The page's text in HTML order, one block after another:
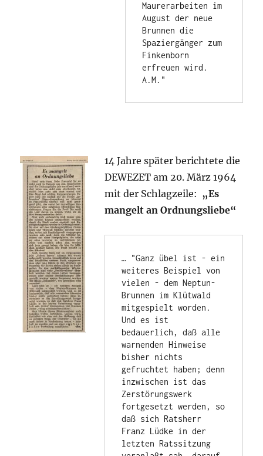
Maurerarbeiten im
August der neue
Brunnen die
Spaziergänger zum
Finkenborn
erfreuen wird.
A.M."
14 Jahre später berichtete die
DEWEZET am 20. März 1964
mit der Schlagzeile: „Es
mangelt an Ordnungsliebe“
… "Ganz übel ist - ein
weiteres Beispiel von
vielen - dem Neptun-
Brunnen im Klütwald
mitgespielt worden.
Und es ist
bedauerlich, daß alle
warnenden Hinweise
bisher nichts
gefruchtet haben; denn
inzwischen ist das
Zerstörungswerk
fortgesetzt werden, so
daß sich Ratsherr
Franz Lüdke in der
letzten Ratssitzung